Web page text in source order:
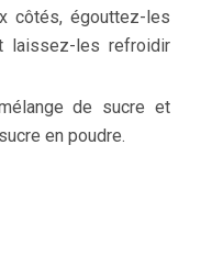
côtés, égouttez-les
laissez-les refroidir
de sucre et
en poudre.